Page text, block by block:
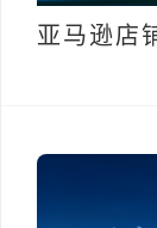
亚马逊店